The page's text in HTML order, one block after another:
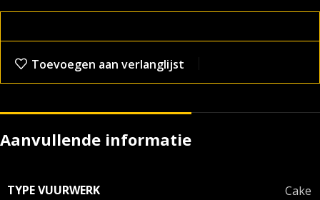
Toevoegen aan verlanglijst
Aanvullende informatie
TYPE VUURWERK Cake